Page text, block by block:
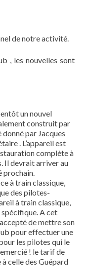
de notre activité.
, les nouvelles sont
un nouvel
construit par
par Jacques
. L’appareil est
complète à
Il devrait arriver au
prochain.
à train classique,
des pilotes-
à train classique,
A cet
de mettre son
pour effectuer une
les pilotes qui le
! le tarif de
à celle des Guépard